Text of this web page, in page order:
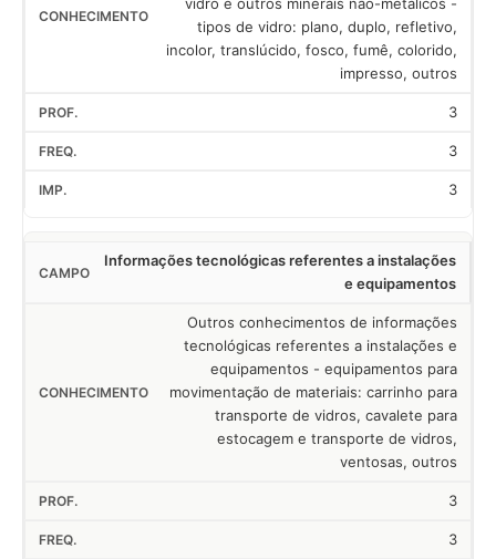
tipos de vidro: plano, duplo, refletivo,
incolor, translúcido, fosco, fumê, colorido,
impresso, outros
3
3
3
Informações tecnológicas referentes a instalações
e equipamentos
Outros conhecimentos de informações
tecnológicas referentes a instalações e
equipamentos - equipamentos para
movimentação de materiais: carrinho para
transporte de vidros, cavalete para
estocagem e transporte de vidros,
ventosas, outros
3
3